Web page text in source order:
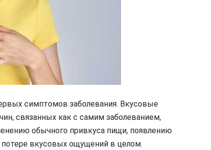
симптомов заболевания. Вкусовые
связанных как с самим заболеванием,
обычного привкуса пищи, появлению
потере вкусовых ощущений в целом.